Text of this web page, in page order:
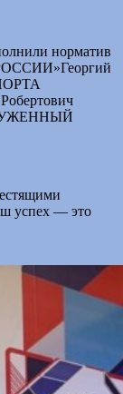
норматив
успех — это